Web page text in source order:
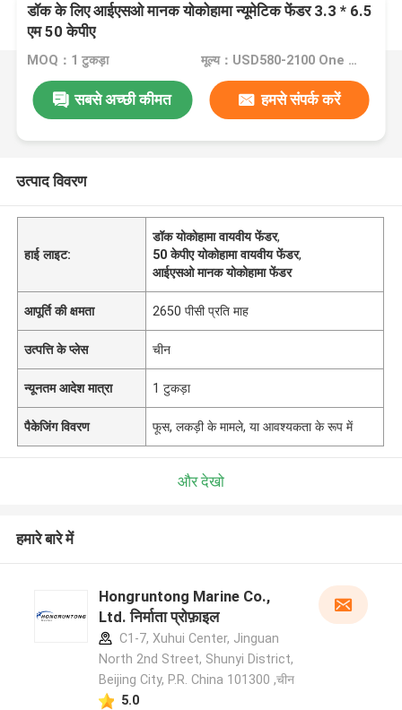
डॉक के लिए आईएसओ मानक योकोहामा न्यूमेटिक फेंडर 3.3 * 6.5
एम 50 केपीए
MOQ：1 टुकड़ा मूल्य：USD580-2100 One Piece
सबसे अच्छी कीमत हमसे संपर्क करें
उत्पाद विवरण
हाई लाइट:
डॉक योकोहामा वायवीय फेंडर,
50 केपीए योकोहामा वायवीय फेंडर,
आईएसओ मानक योकोहामा फेंडर
आपूर्ति की क्षमता 2650 पीसी प्रति माह
उत्पत्ति के प्लेस चीन
न्यूनतम आदेश मात्रा 1 टुकड़ा
पैकेजिंग विवरण फूस, लकड़ी के मामले, या आवश्यकता के रूप में
और देखो
हमारे बारे में
Hongruntong Marine Co.,
Ltd. निर्माता प्रोफ़ाइल
C1-7, Xuhui Center, Jinguan
North 2nd Street, Shunyi District,
Beijing City, P.R. China 101300 ,चीन
5.0